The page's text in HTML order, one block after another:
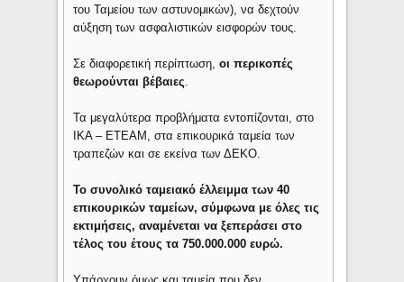
του Ταμείου των αστυνομικών), να δεχτούν
αύξηση των ασφαλιστικών εισφορών τους.
Σε διαφορετική περίπτωση,οι περικοπές
θεωρούνται βέβαιες.
Τα μεγαλύτερα προβλήματα εντοπίζονται, στο
ΙΚΑ – ΕΤΕΑΜ, στα επικουρικά ταμεία των
τραπεζών και σε εκείνα των ΔΕΚΟ.
Το συνολικό ταμειακό έλλειμμα των 40
επικουρικών ταμείων, σύμφωνα με όλες τις
εκτιμήσεις, αναμένεται να ξεπεράσει στο
τέλος του έτους τα 750.000.000 ευρώ.